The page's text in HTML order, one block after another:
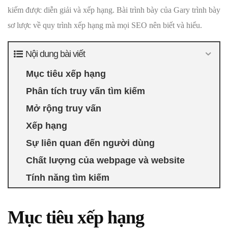
kiếm được diễn giải và xếp hạng. Bài trình bày của Gary trình bày
sơ lược về quy trình xếp hạng mà mọi SEO nên biết và hiểu.
Nội dung bài viết
Mục tiêu xếp hạng
Phân tích truy vấn tìm kiếm
Mở rộng truy vấn
Xếp hạng
Sự liên quan đến người dùng
Chất lượng của webpage và website
Tính năng tìm kiếm
Mục tiêu xếp hạng